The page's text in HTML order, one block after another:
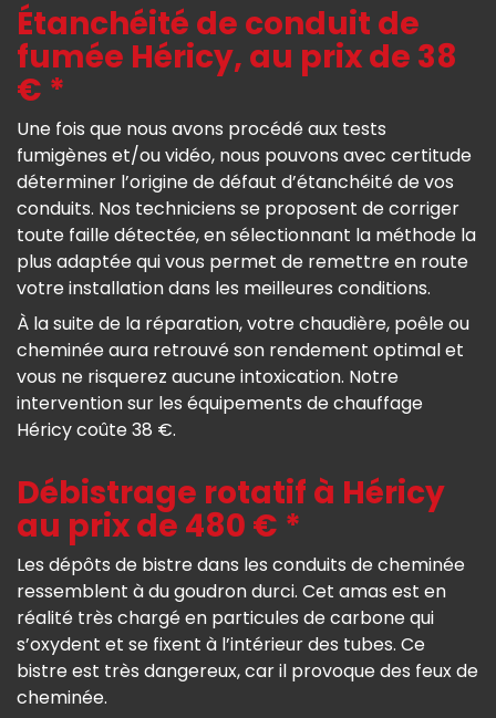
Étanchéité de conduit de
fumée Héricy, au prix de 38
€ *
Une fois que nous avons procédé aux tests
fumigènes et/ou vidéo, nous pouvons avec certitude
déterminer l’origine de défaut d’étanchéité de vos
conduits. Nos techniciens se proposent de corriger
toute faille détectée, en sélectionnant la méthode la
plus adaptée qui vous permet de remettre en route
votre installation dans les meilleures conditions.
À la suite de la réparation, votre chaudière, poêle ou
cheminée aura retrouvé son rendement optimal et
vous ne risquerez aucune intoxication. Notre
intervention sur les équipements de chauffage
Héricy coûte 38 €.
Débistrage rotatif à Héricy
au prix de 480 € *
Les dépôts de bistre dans les conduits de cheminée
ressemblent à du goudron durci. Cet amas est en
réalité très chargé en particules de carbone qui
s’oxydent et se fixent à l’intérieur des tubes. Ce
bistre est très dangereux, car il provoque des feux de
cheminée.